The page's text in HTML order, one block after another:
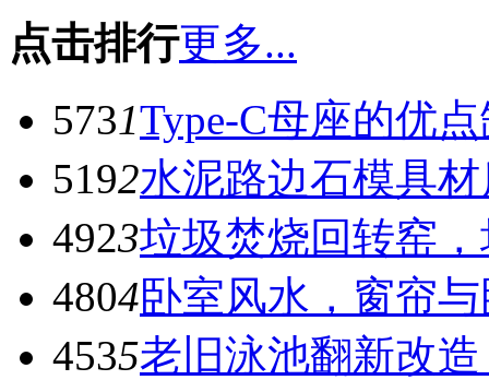
点击排行更多...
5731Type-C母座的优
5192水泥路边石模具
4923垃圾焚烧回转窑
4804卧室风水，窗帘
4535老旧泳池翻新改